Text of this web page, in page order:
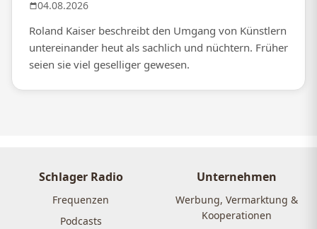
04.08.2026
Roland Kaiser beschreibt den Umgang von Künstlern
untereinander heut als sachlich und nüchtern. Früher
seien sie viel geselliger gewesen.
Schlager Radio
Frequenzen
Podcasts
Unternehmen
Werbung, Vermarktung &
Kooperationen